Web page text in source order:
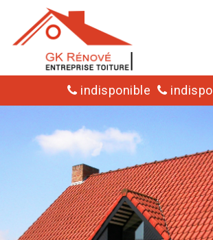
indisponible